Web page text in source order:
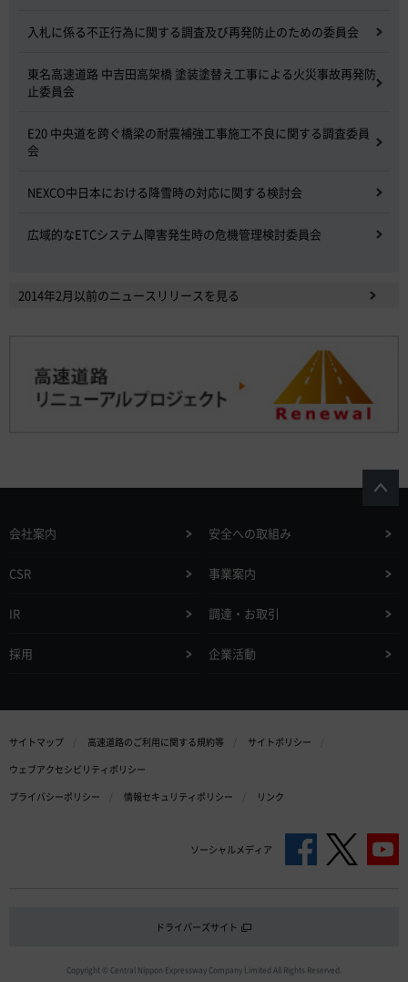
入札に係る不正行為に関する調査及び再発防止のための委員会
東名高速道路 中吉田高架橋 塗装塗替え工事による火災事故再発防
止委員会
E20 中央道を跨ぐ橋梁の耐震補強工事施工不良に関する調査委員
会
NEXCO中日本における降雪時の対応に関する検討会
広域的なETCシステム障害発生時の危機管理検討委員会
2014年2月以前のニュースリリースを見る
会社案内 安全への取組み
CSR 事業案内
IR 調達・お取引
採用 企業活動
サイトマップ 高速道路のご利用に関する規約等
サイトポリシー
ウェブアクセシビリティポリシー
プライバシーポリシー
情報セキュリティポリシー リンク
ソーシャルメディア
ドライバーズサイト
Copyright © Central Nippon Expressway Company Limited All Rights Reserved.